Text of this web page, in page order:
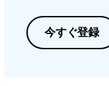
今すぐ登録